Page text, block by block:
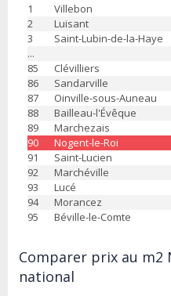
1 Villebon
2
Luisant
3
Saint-Lubin-de-la-Haye
...
85
Clévilliers
86
Sandarville
87
Oinville-sous-Auneau
88
Bailleau-l'Évêque
89
Marchezais
90
Nogent-le-Roi
91
Saint-Lucien
92
Marchéville
93
Lucé
94
Morancez
95
Béville-le-Comte
Comparer prix au m2
national